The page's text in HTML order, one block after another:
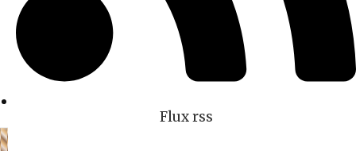
Flux rss